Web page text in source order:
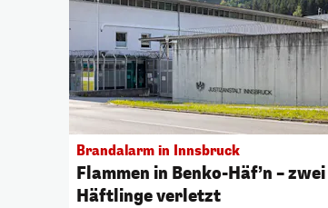
Brandalarm in Innsbruck
Flammen in Benko-Häf’n – zwei
Häftlinge verletzt